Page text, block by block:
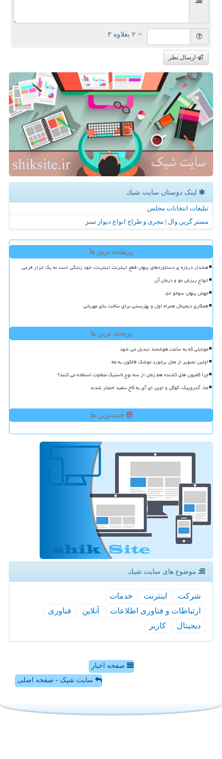
= ۲ بعلاوه ۳
ارسال نظر
لینک دوستان سایت شیك
تبلیغات انتخابات مجلس
مستر گرین وال | مجری و طراح انواع دیوار سبز
پربیننده ترین ها
هشدار درباره ی دستاوردهای پنهان قطع اینترنت اینترنت، خود زندگی است نه یک ابزار فرعی
انواع ریزش مو و درمان آن
جهش پنهان سوخو ۵۷
همکاری دیجیتال همراه اول و بهزیستی برای ساخت بنای مهربانی
پربحث ترین ها
موبایلی که به ساعت هوشمند تبدیل می شود
اولین تصویر از محل برخورد موشک فالکون به ماه
چرا کامیون های کشنده هم زمان از سه نوع لاستیک متفاوت استفاده می کنند؟
متا، آنتروپیک، گوگل و اوپن ای آی به کاخ سفید احضار شدند
جدیدترین ها
موضوع های سایت شیك
شركت اینترنت
خدمات
ارتباطات و فناوری اطلاعات
آنلاین
فناوری
دیجیتال
كاربر
صفحه اخبار
سایت شیک - صفحه اصلی